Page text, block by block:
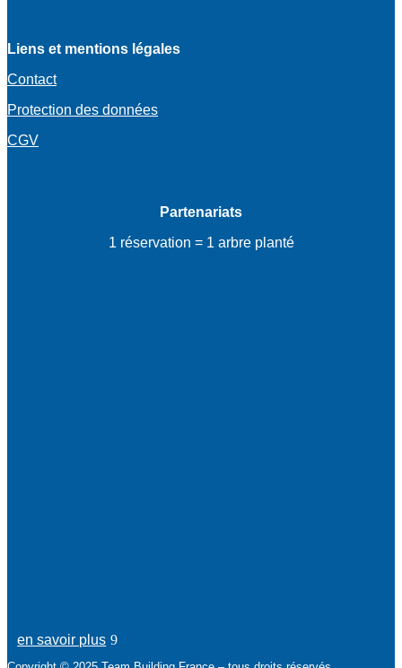
Liens et mentions légales
Contact
Protection des données
CGV
Partenariats
1 réservation = 1 arbre planté
en savoir plus